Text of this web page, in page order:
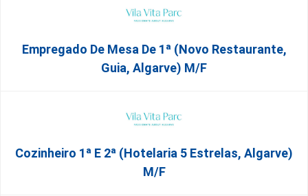
Empregado De Mesa De 1ª (Novo Restaurante,
Guia, Algarve) M/f
Cozinheiro 1ª E 2ª (Hotelaria 5 Estrelas, Algarve)
M/f